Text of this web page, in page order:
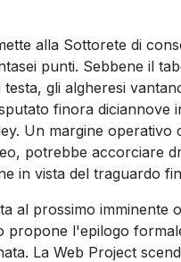
alla Sottorete di
punti. Sebbene il
gli algheresi
finora diciannove
Un margine operativo
potrebbe accorciare
in vista del traguardo
al prossimo imminente
propone l'epilogo
La Web Project